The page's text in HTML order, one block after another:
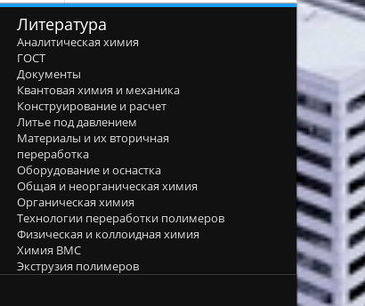
Литература
Аналитическая химия
ГОСТ
Документы
Квантовая химия и механика
Конструирование и расчет
Литье под давлением
Материалы и их вторичная
переработка
Оборудование и оснастка
Общая и неорганическая химия
Органическая химия
Технологии переработки полимеров
Физическая и коллоидная химия
Химия ВМС
Экструзия полимеров